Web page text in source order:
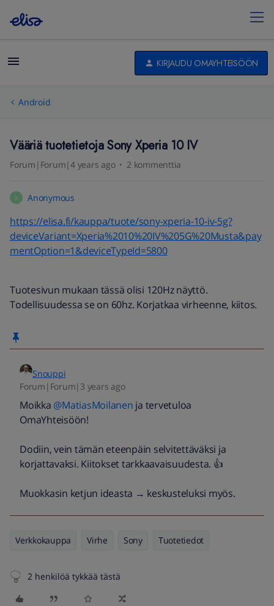
KIRJAUDU OMAYHTEISÖÖN
Android
Vääriä tuotetietoja Sony Xperia 10 IV
Forum|Forum|4 years ago 2 kommenttia
A Anonymous
https://elisa.fi/kauppa/tuote/sony-xperia-10-iv-5g?
deviceVariant=Xperia%2010%20IV%205G%20Musta&pay
mentOption=1&deviceTypeId=5800
Tuotesivun mukaan tässä olisi 120Hz näyttö.
Todellisuudessa se on 60hz. Korjatkaa virheenne, kiitos.
Snouppi
Forum|Forum|3 years ago
Moikka @MatiasMoilanen ja tervetuloa
OmaYhteisöön!
Dodiin, vein tämän eteenpäin selvitettäväksi ja
korjattavaksi. Kiitokset tarkkaavaisuudesta. 👍
Muokkasin ketjun ideasta → keskusteluksi myös.
Verkkokauppa Virhe Sony Tuotetiedot
2 henkilöä tykkää tästä